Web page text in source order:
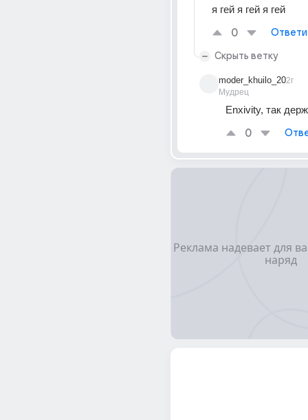
я гей я гей я гей
0
Скрыть ветку
moder_khuilo_20
Мудрец
2г
Enxivity, так
0